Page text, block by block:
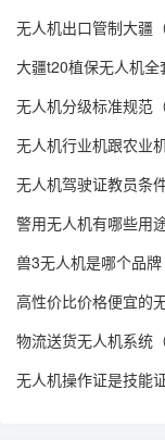
无人机分级标准规范
兽3无人机是哪个品牌